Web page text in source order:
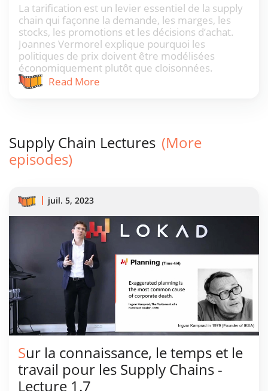
La tarification est un levier essentiel de la supply
chain qui façonne la demande, les marges, les
stocks, les promotions et les décisions d’achat.
Joannes Vermorel explique pourquoi les
politiques de prix doivent être modélisées
économiquement plutôt que cloisonnées.
Read More
Supply Chain Lectures (More
episodes)
juil. 5, 2023
Sur la connaissance, le temps et le
travail pour les Supply Chains -
Lecture 1.7